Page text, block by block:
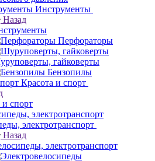
Инструменты
Назад
Перфораторы
гайковерты
Бензопилы
Красота и спорт
и спорт
электротранспорт
Назад
электротранспорт